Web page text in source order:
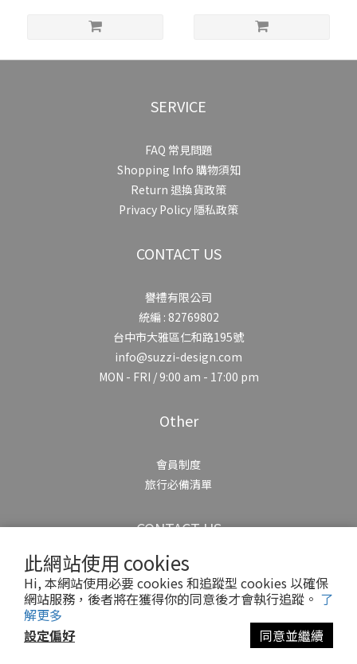
此網站使用 cookies
Hi, 本網站使用必要 cookies 和追蹤型 cookies 以確保
網站服務，後者將在獲得你的同意後才會執行追蹤。 了
解更多
設定偏好
同意並繼續
SERVICE
FAQ 常見問題
Shopping Info 購物須知
Return 退換貨政策
Privacy Policy 隱私政策
CONTACT US
譽禮有限公司
統編 : 82769802
台中市大雅區仁和路195號
info@suzzi-design.com
MON - FRI / 9:00 am - 17:00 pm
Other
會員制度
旅行必備清單
CONTACT US